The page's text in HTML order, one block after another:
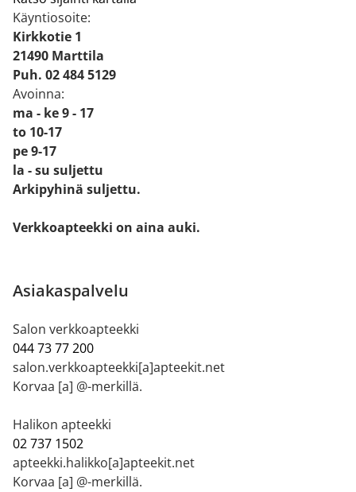
Käyntiosoite:
Kirkkotie 1
21490 Marttila
Puh. 02 484 5129
Avoinna:
ma - ke 9 - 17
to 10-17
pe 9-17
la - su suljettu
Arkipyhinä suljettu.
Verkkoapteekki on aina auki.
Asiakaspalvelu
Salon verkkoapteekki
044 73 77 200
salon.verkkoapteekki[a]apteekit.net
Korvaa [a] @-merkillä.
Halikon apteekki
02 737 1502
apteekki.halikko[a]apteekit.net
Korvaa [a] @-merkillä.